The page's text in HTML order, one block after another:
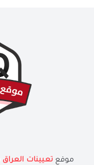
موقع تعيينات العراق